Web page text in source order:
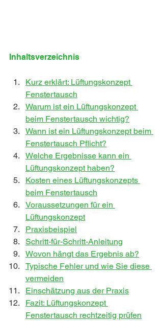
Inhaltsverzeichnis
Kurz erklärt: Lüftungskonzept
Fenstertausch
Warum ist ein Lüftungskonzept
beim Fenstertausch wichtig?
Wann ist ein Lüftungskonzept beim
Fenstertausch Pflicht?
Welche Ergebnisse kann ein
Lüftungskonzept haben?
Kosten eines Lüftungskonzepts
beim Fenstertausch
Voraussetzungen für ein
Lüftungskonzept
Praxisbeispiel
Schritt-für-Schritt-Anleitung
Wovon hängt das Ergebnis ab?
Typische Fehler und wie Sie diese
vermeiden
Einschätzung aus der Praxis
Fazit: Lüftungskonzept
Fenstertausch rechtzeitig prüfen